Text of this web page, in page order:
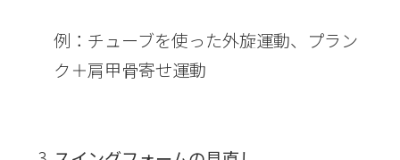
例： チューブを使った外旋運動、プラン
ク＋肩甲骨寄せ運動